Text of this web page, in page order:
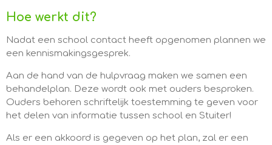
Hoe werkt dit?
Nadat een school contact heeft opgenomen plannen we
een kennismakingsgesprek.
Aan de hand van de hulpvraag maken we samen een
behandelplan. Deze wordt ook met ouders besproken.
Ouders behoren schriftelijk toestemming te geven voor
het delen van informatie tussen school en Stuiter!
Als er een akkoord is gegeven op het plan, zal er een